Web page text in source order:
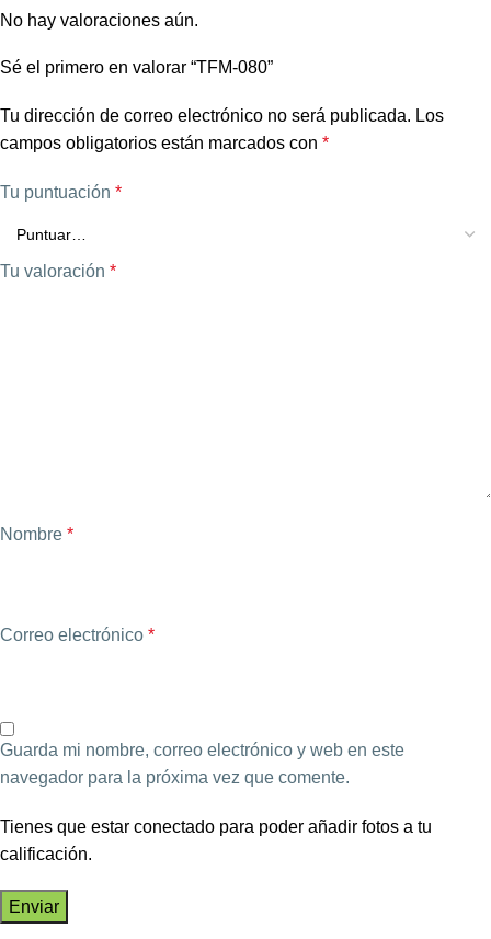
No hay valoraciones aún.
Sé el primero en valorar “TFM-080”
Tu dirección de correo electrónico no será publicada. Los
campos obligatorios están marcados con *
Tu puntuación *
Tu valoración *
Nombre *
Correo electrónico *
Guarda mi nombre, correo electrónico y web en este
navegador para la próxima vez que comente.
Tienes que estar conectado para poder añadir fotos a tu
calificación.